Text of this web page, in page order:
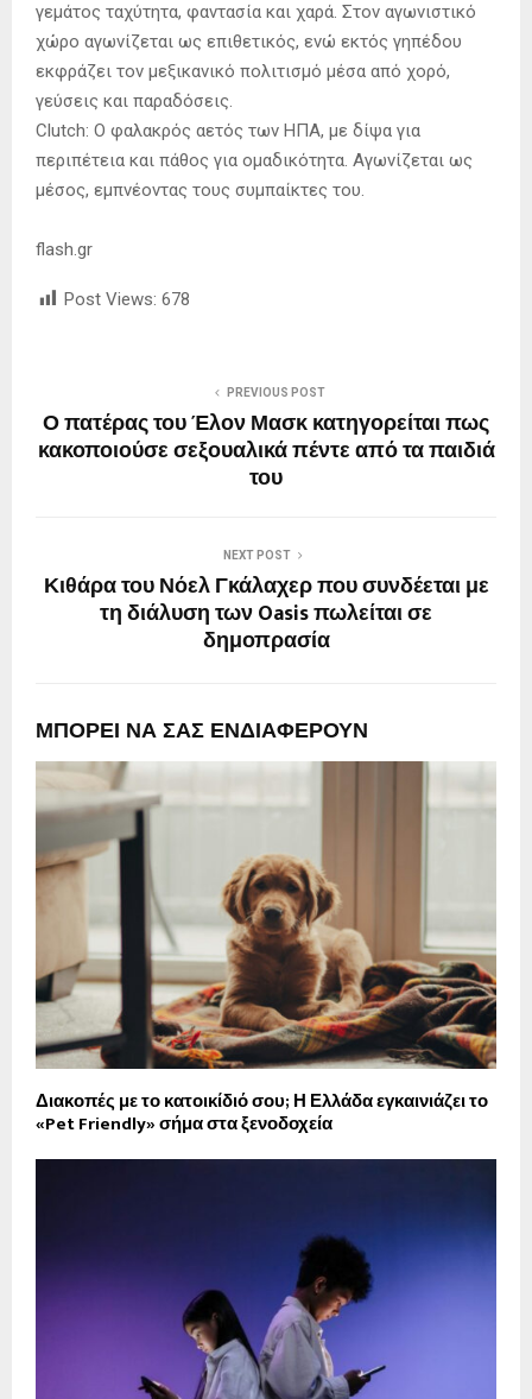
γεμάτος ταχύτητα, φαντασία και χαρά. Στον αγωνιστικό
χώρο αγωνίζεται ως επιθετικός, ενώ εκτός γηπέδου
εκφράζει τον μεξικανικό πολιτισμό μέσα από χορό,
γεύσεις και παραδόσεις.
Clutch: Ο φαλακρός αετός των ΗΠΑ, με δίψα για
περιπέτεια και πάθος για ομαδικότητα. Αγωνίζεται ως
μέσος, εμπνέοντας τους συμπαίκτες του.
flash.gr
Post Views: 678
PREVIOUS POST
Ο πατέρας του Έλον Μασκ κατηγορείται πως
κακοποιούσε σεξουαλικά πέντε από τα παιδιά
του
NEXT POST
Κιθάρα του Νόελ Γκάλαχερ που συνδέεται με
τη διάλυση των Oasis πωλείται σε
δημοπρασία
ΜΠΟΡΕΙ ΝΑ ΣΑΣ ΕΝΔΙΑΦΕΡΟΥΝ
Διακοπές με το κατοικίδιό σου; Η Ελλάδα εγκαινιάζει το
«Pet Friendly» σήμα στα ξενοδοχεία